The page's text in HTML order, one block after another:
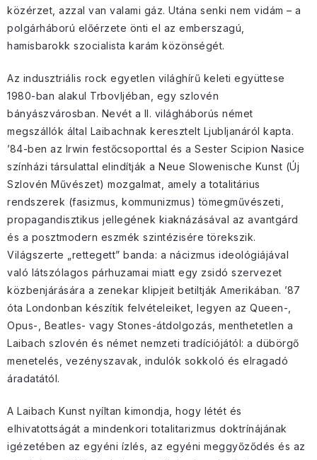
közérzet, azzal van valami gáz. Utána senki nem vidám – a
polgárháború előérzete önti el az emberszagú,
hamisbarokk szocialista karám közönségét.
Az indusztriális rock egyetlen világhírű keleti együttese
1980-ban alakul Trbovljéban, egy szlovén
bányászvárosban. Nevét a II. világháborús német
megszállók által Laibachnak keresztelt Ljubljanáról kapta.
’84-ben az Irwin festőcsoporttal és a Sester Scipion Nasice
színházi társulattal elindítják a Neue Slowenische Kunst (Új
Szlovén Művészet) mozgalmat, amely a totalitárius
rendszerek (fasizmus, kommunizmus) tömegművészeti,
propagandisztikus jellegének kiaknázásával az avantgárd
és a posztmodern eszmék szintézisére törekszik.
Világszerte „rettegett” banda: a nácizmus ideológiájával
való látszólagos párhuzamai miatt egy zsidó szervezet
közbenjárására a zenekar klipjeit betiltják Amerikában. ’87
óta Londonban készítik felvételeiket, legyen az Queen-,
Opus-, Beatles- vagy Stones-átdolgozás, menthetetlen a
Laibach szlovén és német nemzeti tradíciójától: a dübörgő
menetelés, vezényszavak, indulók sokkoló és elragadó
áradatától.
A Laibach Kunst nyíltan kimondja, hogy létét és
elhivatottságát a mindenkori totalitarizmus doktrínájának
igézetében az egyéni ízlés, az egyéni meggyőződés és az